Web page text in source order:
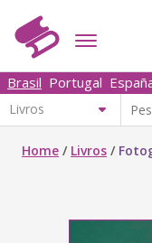
Brasil Portugal
Home / Livros /